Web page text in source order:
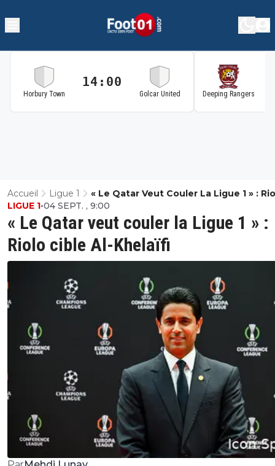
Horbury Town
14:00
Golcar United Deeping Rangers
Accueil Ligue 1
« Le Qatar Veut Couler La Ligue 1 » :
Cible Al-Khelaïfi
« Le Qatar veut couler la Ligue 1 » :
Riolo cible Al-Khelaïfi
LIGUE 1•04 SEPT. , 9:00